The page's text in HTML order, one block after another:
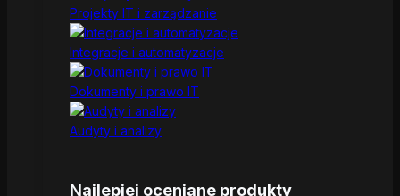
Projekty IT i zarządzanie
Integracje i automatyzacje
Dokumenty i prawo IT
Audyty i analizy
Najlepiej oceniane produkty